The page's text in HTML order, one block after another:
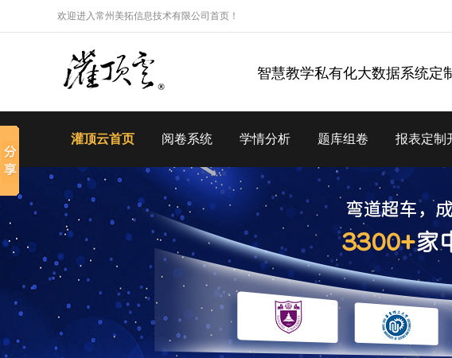
欢迎进入常州美拓信息技术有限公司首页！
智慧教学私有化大数据系统定
灌顶云首页 阅卷系统 学情分析 题库组卷 报表定制